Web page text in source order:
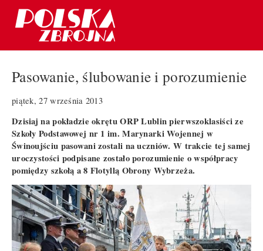
Pasowanie, ślubowanie i porozumienie
piątek, 27 września 2013
Dzisiaj na pokładzie okrętu ORP Lublin pierwszoklasiści ze
Szkoły Podstawowej nr 1 im. Marynarki Wojennej w
Świnoujściu pasowani zostali na uczniów. W trakcie tej samej
uroczystości podpisane zostało porozumienie o współpracy
pomiędzy szkołą a 8 Flotyllą Obrony Wybrzeża.